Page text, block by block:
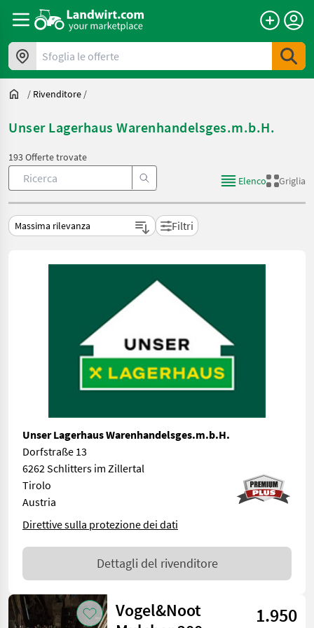
Sfoglia le offerte
/ Rivenditore /
Unser Lagerhaus Warenhandelsges.m.b.H.
193 Offerte trovate
Elenco
Griglia
Filtri
Unser Lagerhaus Warenhandelsges.m.b.H.
Dorfstraße 13
6262 Schlitters im Zillertal
Tirolo
Austria
Direttive sulla protezione dei dati
Dettagli del rivenditore
Vogel&Noot
1.950